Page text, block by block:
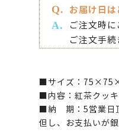
お届け日
ご注文時
ご注文手
■サイズ：
■内容：紅茶クッ
■納 期：5営業日
但し、お支払いが